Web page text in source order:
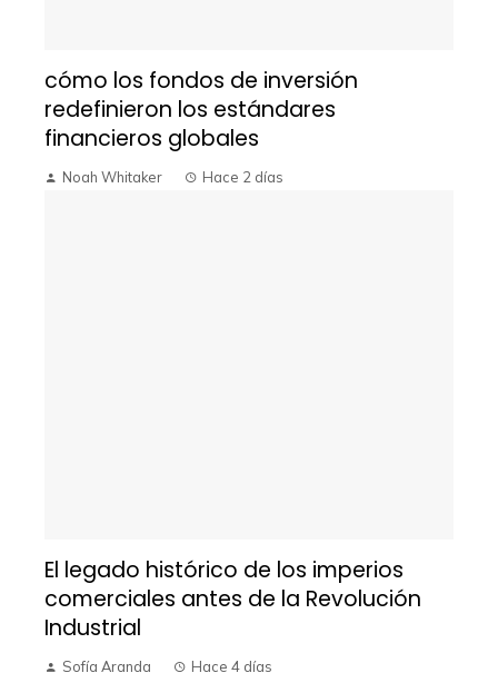
cómo los fondos de inversión
redefinieron los estándares
financieros globales
Noah Whitaker Hace 2 días
El legado histórico de los imperios
comerciales antes de la Revolución
Industrial
Sofía Aranda Hace 4 días